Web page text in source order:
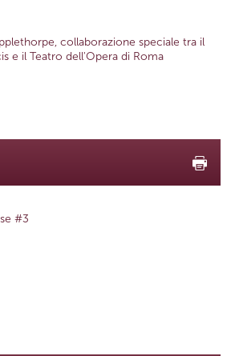
collaborazione speciale tra il
e il Teatro dell'Opera di Roma
#3